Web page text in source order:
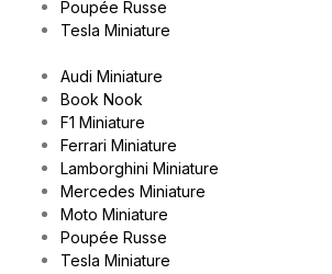
Poupée Russe
Tesla Miniature
Audi Miniature
Book Nook
F1 Miniature
Ferrari Miniature
Lamborghini Miniature
Mercedes Miniature
Moto Miniature
Poupée Russe
Tesla Miniature